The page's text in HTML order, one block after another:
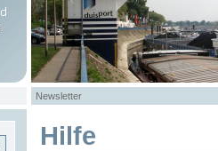
Newsletter
Hilfe